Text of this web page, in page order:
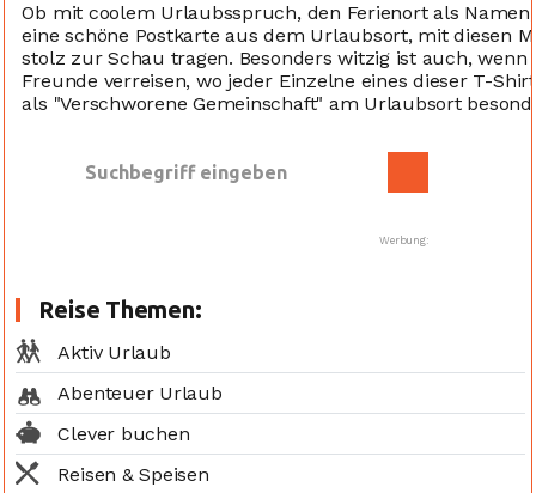
Ob mit coolem Urlaubsspruch, den Ferienort als
eine schöne Postkarte aus dem Urlaubsort, mit diesen
stolz zur Schau tragen. Besonders witzig ist auch,
Freunde verreisen, wo jeder Einzelne eines dieser T-
als "Verschworene Gemeinschaft" am Urlaubsort
Werbung:
Reise Themen:
Aktiv Urlaub
Abenteuer Urlaub
Clever buchen
Reisen & Speisen